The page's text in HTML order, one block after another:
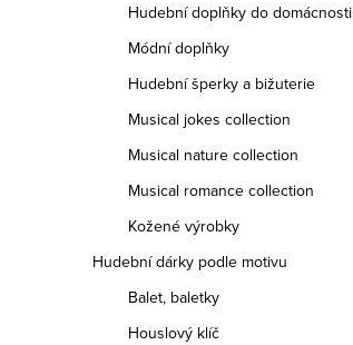
Hudební doplňky do domácnosti
Módní doplňky
Hudební šperky a bižuterie
Musical jokes collection
Musical nature collection
Musical romance collection
Kožené výrobky
Hudební dárky podle motivu
Balet, baletky
Houslový klíč
DO KOŠÍKU